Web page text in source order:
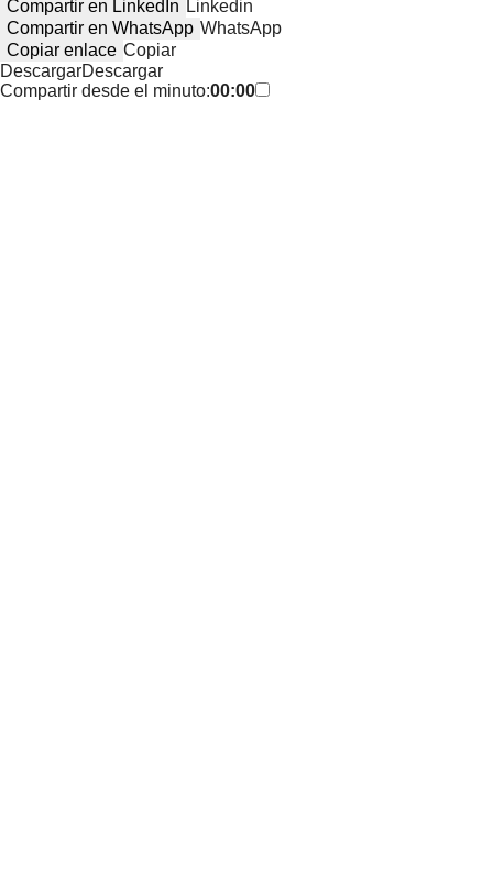
Compartir en LinkedIn Linkedin
Compartir en WhatsApp WhatsApp
Copiar enlace Copiar
DescargarDescargar
Compartir desde el minuto:00:00